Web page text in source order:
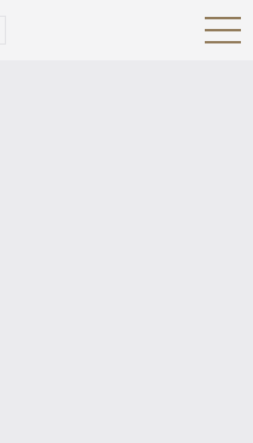
Open
Navig